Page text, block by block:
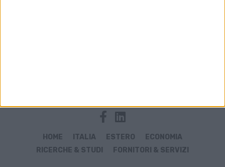
HOME ITALIA ESTERO
ECONOMIA
RICERCHE & STUDI
FORNITORI & SERVIZI